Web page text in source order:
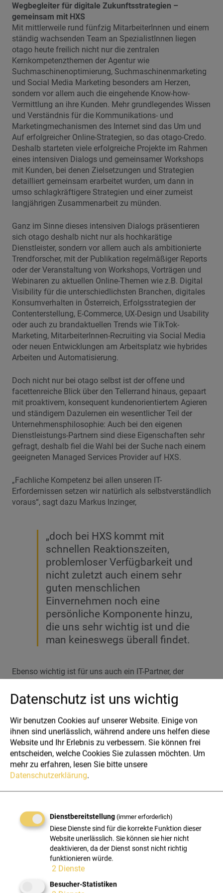
Wegbegleiter für digitale Zukunftsstrategien –
gemeinsam mit HXS
Mit mittlerweile rund fünfzig MitarbeiterInnen und einem
ständig wachsenden Team an SpezialistInnen liegen
otago heute freilich nicht nur die zentralen
Kernkompetenzthemen der Agentur wie
Suchmaschinenoptimierung, Suchmaschinenmarketing
und Social Media Marketing besonders am Herzen,
sondern vor allem auch die eingehende Know-how-
Vermittlung an ihre Kunden. Mehr grundlegendes Wissen
und Verständnis für die Kommunikations- und
Marketingmechanismen des Internet sind das Um und
Auf erfolgreicher Online-Strategien, so das otago-Credo.
Deshalb starteten viele erfolgreiche Projekte im Rahmen
eines intensiven Dialogs und gemeinsamer Workshops
mit Kunden, bei denen Zielsetzungen und Strategien
detailliert gemeinsam erarbeitet wurden, um dann in
umso schlagkräftigere Strategien und einer zumeist
langjährigen Zusammenarbeit zu münden.
Ganz im Sinne dieses intensiven Dialogs präsentieren
sich otago deshalb nicht nur als hochkarätige
Dienstleister, sondern vor allem auch als ambitionierte
Trendforscher, mit der Publikation regelmäßiger Reports
oder der Veranstaltung von Workshops, Vorträgen und
Webinaren zu aktuellen Online-Themen wie z.B. Digital
Visibility für die unterschiedlichsten Branchen, digitales
Konsumverhalten in Österreich, Erfolgsstrategien der
Contenterstellung, E-Commerce, UX-Design und Usability
oder auch zu brandaktuellen Trends wie TikTok-
Marketing, MitarbeiterInnen-Recruiting via Social Media
oder neuen Entwicklungen am Arbeitsplatz wie hybrides
Arbeiten und Automatisierung.
Doch nicht nur bei otago selbst ist der offene und
facettenreiche Blick über den Tellerrand hinaus, gepaart
mit proaktivem, konsequent kundenorientiertem Agieren
und ständigem Dazulernen ein wesentlicher Teil der
Unternehmensphilosophie: Auch bei den eigenen
Dienstleistungs-Partnern sind diese Eigenschaften sehr
gefragt, deshalb fiel die Wahl bei der Suche nach einem
geeigneten Managed Services Provider auf HXS.
„Fachliche Kompetenz bei allen unseren IT-
Erfordernissen setzen wir natürlich als selbstverständlich
voraus“, sagt dazu Markus Inzinger,
„doch bei HXS kommt mit
schnellen Reaktionszeiten,
problemloser Verfügbarkeit und
nicht zuletzt auch einem sehr
guten menschlichen
Einvernehmen noch eine
persönliche Komponente hinzu,
die uns sehr wichtig ist und die
man keineswegs überall findet.
Ebenso wichtig ist für uns auch ein IT-Partner, der
optimal flexibel, wirtschaftlich und schnell unseren sehr
erfreulichen Wachstumskurs mit einer ständig
wachenden Zahl an MitarbeiterInnen begleiten kann.
Wenn man so nahe an den Themen seiner Kunden ist
wie wir, dann weiß man umso mehr einen Partner wie
HXS zu schätzen, der seinerseits auch unsere Themen
rundum versteht:
Wir wollen Wegbegleiter sein,
die Unternehmen bei ihrer
Weiterentwicklung und
Orientierung in der digitalen
Marketingwelt unterstützen und
die diese Prozesse mit
konsequenter wirtschaftlicher
und strategischer Optimierung
Datenschutz ist uns wichtig
Wir benutzen Cookies auf unserer Website. Einige von
ihnen sind unerlässlich, während andere uns helfen diese
Website und Ihr Erlebnis zu verbessern. Sie können frei
entscheiden, welche Cookies Sie zulassen möchten. Um
mehr zu erfahren, lesen Sie bitte unsere
Datenschutzerklärung.
Dienstbereitstellung (immer erforderlich)
Diese Dienste sind für die korrekte Funktion dieser
Website unerlässlich. Sie können sie hier nicht
deaktivieren, da der Dienst sonst nicht richtig
funktionieren würde.
2 Dienste
Besucher-Statistiken